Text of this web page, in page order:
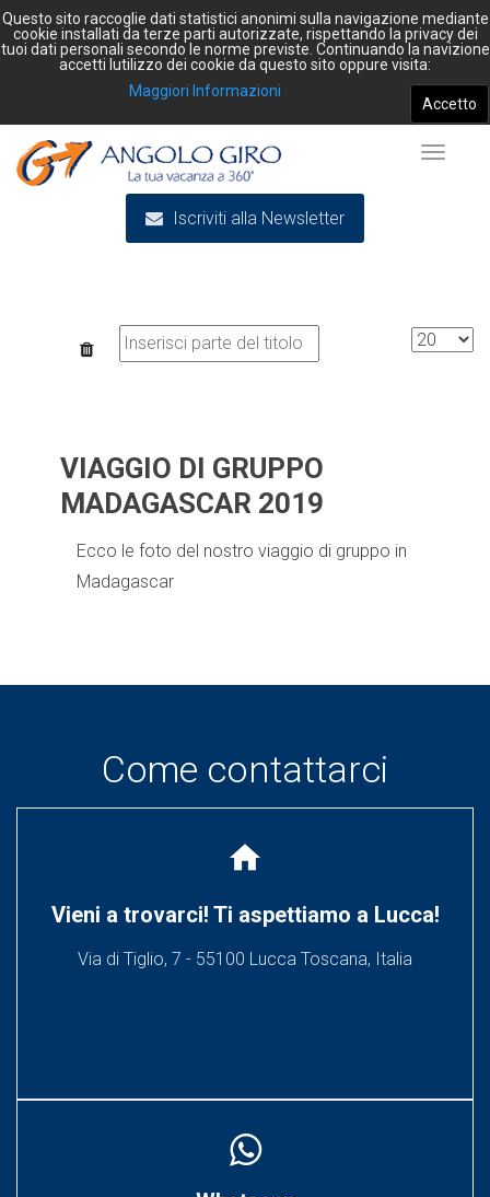
Questo sito raccoglie dati statistici anonimi sulla navigazione mediante
cookie installati da terze parti autorizzate, rispettando la privacy dei
tuoi dati personali secondo le norme previste. Continuando la navizione
accetti lutilizzo dei cookie da questo sito oppure visita:
Maggiori Informazioni
Accetto
Iscriviti alla Newsletter
Inserisci
VIAGGIO DI GRUPPO
MADAGASCAR 2019
Ecco le foto del nostro viaggio di gruppo in
Madagascar
Come contattarci
home
Vieni a trovarci! Ti aspettiamo a Lucca!
Via di Tiglio, 7 - 55100 Lucca Toscana, Italia